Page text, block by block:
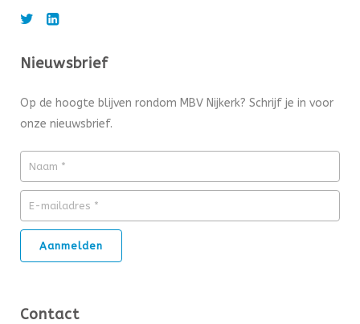
Nieuwsbrief
Op de hoogte blijven rondom MBV Nijkerk? Schrijf je in voor
onze nieuwsbrief.
Contact